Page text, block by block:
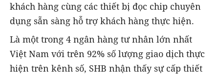
khách hàng cùng các thiết bị đọc chip chuyên
dụng sẵn sàng hỗ trợ khách hàng thực hiện.
Là một trong 4 ngân hàng tư nhân lớn nhất
Việt Nam với trên 92% số lượng giao dịch thực
hiện trên kênh số, SHB nhận thấy sự cấp thiết